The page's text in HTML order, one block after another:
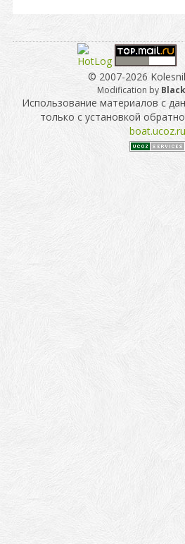
© 2007-2026
Modification by
Использование материалов с
только с установкой
boat.ucoz.ru